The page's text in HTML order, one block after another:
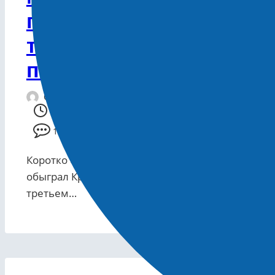
победив в
третьем туре
подряд!
Сообщение от
21.04.2026 20:05
1 Комментарий
Коротко о главном: FC Sochi
обыграл Крылья Советов в
третьем…